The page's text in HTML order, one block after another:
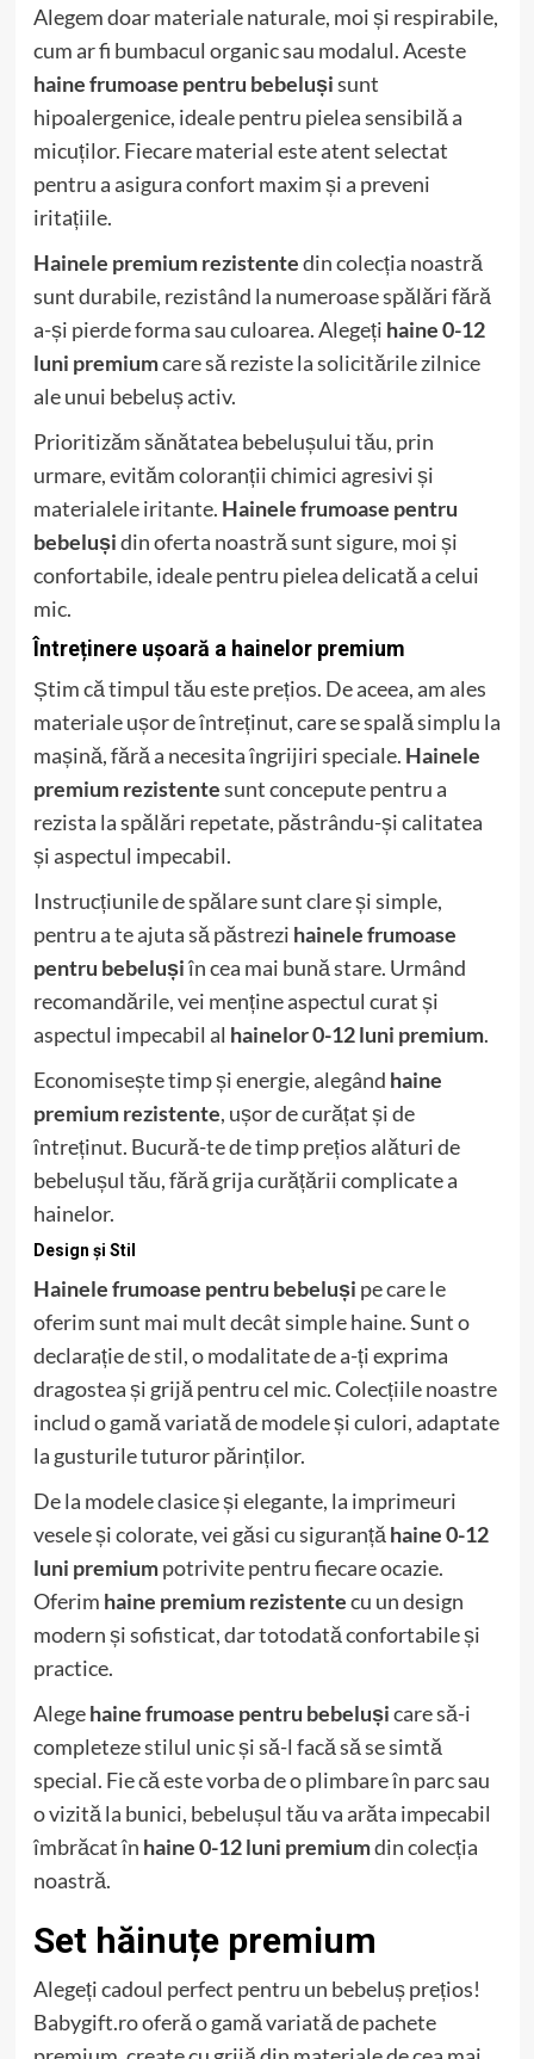
Alegem doar materiale naturale, moi și respirabile,
cum ar fi bumbacul organic sau modalul. Aceste
haine frumoase pentru bebelușisunt
hipoalergenice, ideale pentru pielea sensibilă a
micuților. Fiecare material este atent selectat
pentru a asigura confort maxim și a preveni
iritațiile.
Hainele premium rezistentedin colecția noastră
sunt durabile, rezistând la numeroase spălări fără
a-și pierde forma sau culoarea. Alegeți haine 0-12
luni premiumcare să reziste la solicitările zilnice
ale unui bebeluș activ.
Prioritizăm sănătatea bebelușului tău, prin
urmare, evităm coloranții chimici agresivi și
materialele iritante. Hainele frumoase pentru
bebelușidin oferta noastră sunt sigure, moi și
confortabile, ideale pentru pielea delicată a celui
mic.
Întreținere ușoară a hainelor premium
Știm că timpul tău este prețios. De aceea, am ales
materiale ușor de întreținut, care se spală simplu la
mașină, fără a necesita îngrijiri speciale. Hainele
premium rezistentesunt concepute pentru a
rezista la spălări repetate, păstrându-și calitatea
și aspectul impecabil.
Instrucțiunile de spălare sunt clare și simple,
pentru a te ajuta să păstrezi hainele frumoase
pentru bebelușiîn cea mai bună stare. Urmând
recomandările, vei menține aspectul curat și
aspectul impecabil al hainelor 0-12 luni premium.
Economisește timp și energie, alegând haine
premium rezistente, ușor de curățat și de
întreținut. Bucură-te de timp prețios alături de
bebelușul tău, fără grija curățării complicate a
hainelor.
Design și Stil
Hainele frumoase pentru bebeluși pe care le
oferim sunt mai mult decât simple haine. Sunt o
declarație de stil, o modalitate de a-ți exprima
dragostea și grijă pentru cel mic. Colecțiile noastre
includ o gamă variată de modele și culori, adaptate
la gusturile tuturor părinților.
De la modele clasice și elegante, la imprimeuri
vesele și colorate, vei găsi cu siguranță haine 0-12
luni premiumpotrivite pentru fiecare ocazie.
Oferim haine premium rezistentecu un design
modern și sofisticat, dar totodată confortabile și
practice.
Alegehaine frumoase pentru bebelușicare să-i
completeze stilul unic și să-l facă să se simtă
special. Fie că este vorba de o plimbare în parc sau
o vizită la bunici, bebelușul tău va arăta impecabil
îmbrăcat în haine 0-12 luni premiumdin colecția
noastră.
Set hăinuțe premium
Alegeți cadoul perfect pentru un bebeluș prețios!
Babygift.ro oferă o gamă variată de pachete